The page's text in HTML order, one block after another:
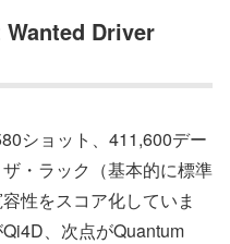
Driver
ショット、411,600デー
・ラック（基本的に標準
性をスコア化していま
、次点がQuantum